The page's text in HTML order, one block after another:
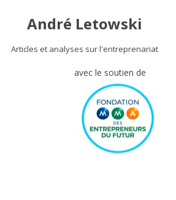
André Letowski
Articles et analyses sur l'entreprenariat
avec le soutien de
Aller au contenu principal